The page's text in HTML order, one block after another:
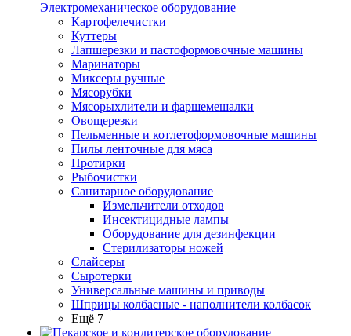
Электромеханическое оборудование
Картофелечистки
Куттеры
Лапшерезки и пастоформовочные машины
Маринаторы
Миксеры ручные
Мясорубки
Мясорыхлители и фаршемешалки
Овощерезки
Пельменные и котлетоформовочные машины
Пилы ленточные для мяса
Протирки
Рыбочистки
Санитарное оборудование
Измельчители отходов
Инсектицидные лампы
Оборудование для дезинфекции
Стерилизаторы ножей
Слайсеры
Сыротерки
Универсальные машины и приводы
Шприцы колбасные - наполнители колбасок
Ещё 7